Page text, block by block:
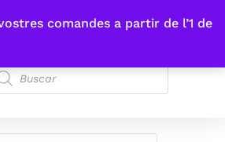
comandes a partir de l’1 de